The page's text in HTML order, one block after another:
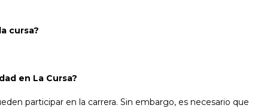
cursa?
en La Cursa?
participar en la carrera. Sin embargo, es necesario que